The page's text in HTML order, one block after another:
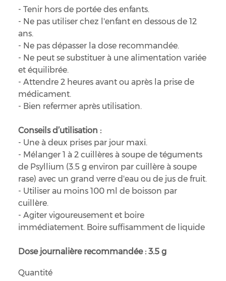
- Tenir hors de portée des enfants.
- Ne pas utiliser chez l'enfant en dessous de 12
ans.
- Ne pas dépasser la dose recommandée.
- Ne peut se substituer à une alimentation variée
et équilibrée.
- Attendre 2 heures avant ou après la prise de
médicament.
- Bien refermer après utilisation.
Conseils d’utilisation :
- Une à deux prises par jour maxi.
- Mélanger 1 à 2 cuillères à soupe de téguments
de Psyllium (3.5 g environ par cuillère à soupe
rase) avec un grand verre d'eau ou de jus de fruit.
- Utiliser au moins 100 ml de boisson par
cuillère.
- Agiter vigoureusement et boire
immédiatement. Boire suffisamment de liquide
Dose journalière recommandée : 3.5 g
Quantité